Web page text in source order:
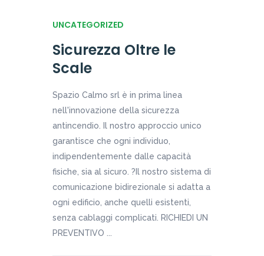
UNCATEGORIZED
Sicurezza Oltre le
Scale
Spazio Calmo srl è in prima linea
nell'innovazione della sicurezza
antincendio. Il nostro approccio unico
garantisce che ogni individuo,
indipendentemente dalle capacità
fisiche, sia al sicuro. ?Il nostro sistema di
comunicazione bidirezionale si adatta a
ogni edificio, anche quelli esistenti,
senza cablaggi complicati. RICHIEDI UN
PREVENTIVO ...